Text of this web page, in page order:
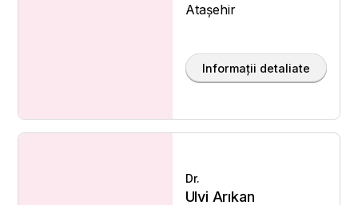
Ataşehir
Informații detaliate
Dr.
Ulvi Arıkan